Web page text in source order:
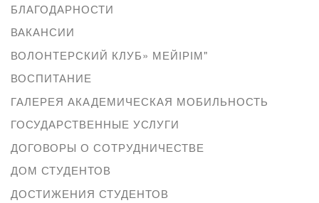
БЛАГОДАРНОСТИ
ВАКАНСИИ
ВОЛОНТЕРСКИЙ КЛУБ» МЕЙІРІМ"
ВОСПИТАНИЕ
ГАЛЕРЕЯ АКАДЕМИЧЕСКАЯ МОБИЛЬНОСТЬ
ГОСУДАРСТВЕННЫЕ УСЛУГИ
ДОГОВОРЫ О СОТРУДНИЧЕСТВЕ
ДОМ СТУДЕНТОВ
ДОСТИЖЕНИЯ СТУДЕНТОВ